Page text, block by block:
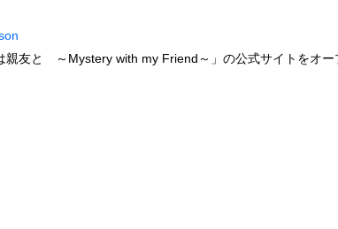
友と ～Mystery with my Friend～」の公式サイトをオー